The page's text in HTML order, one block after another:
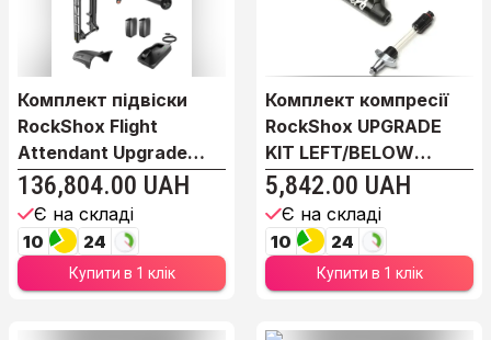
Комплект підвіски
RockShox Flight
Attendant Upgrade
Kit...
136,804.00 UAH
Є на складі
10 24
Купити в 1 клік
Комплект компресії
RockShox UPGRADE
KIT LEFT/BELOW
REVE...
5,842.00 UAH
Є на складі
10 24
Купити в 1 клік